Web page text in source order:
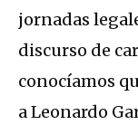
jornadas
discurso de
conocíamos
a Leonardo